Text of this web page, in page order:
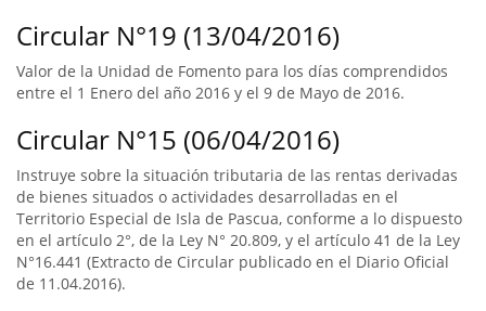
Circular N°19 (13/04/2016)
Valor de la Unidad de Fomento para los días comprendidos
entre el 1 Enero del año 2016 y el 9 de Mayo de 2016.
Circular N°15 (06/04/2016)
Instruye sobre la situación tributaria de las rentas derivadas
de bienes situados o actividades desarrolladas en el
Territorio Especial de Isla de Pascua, conforme a lo dispuesto
en el artículo 2°, de la Ley N° 20.809, y el artículo 41 de la Ley
N°16.441 (Extracto de Circular publicado en el Diario Oficial
de 11.04.2016).